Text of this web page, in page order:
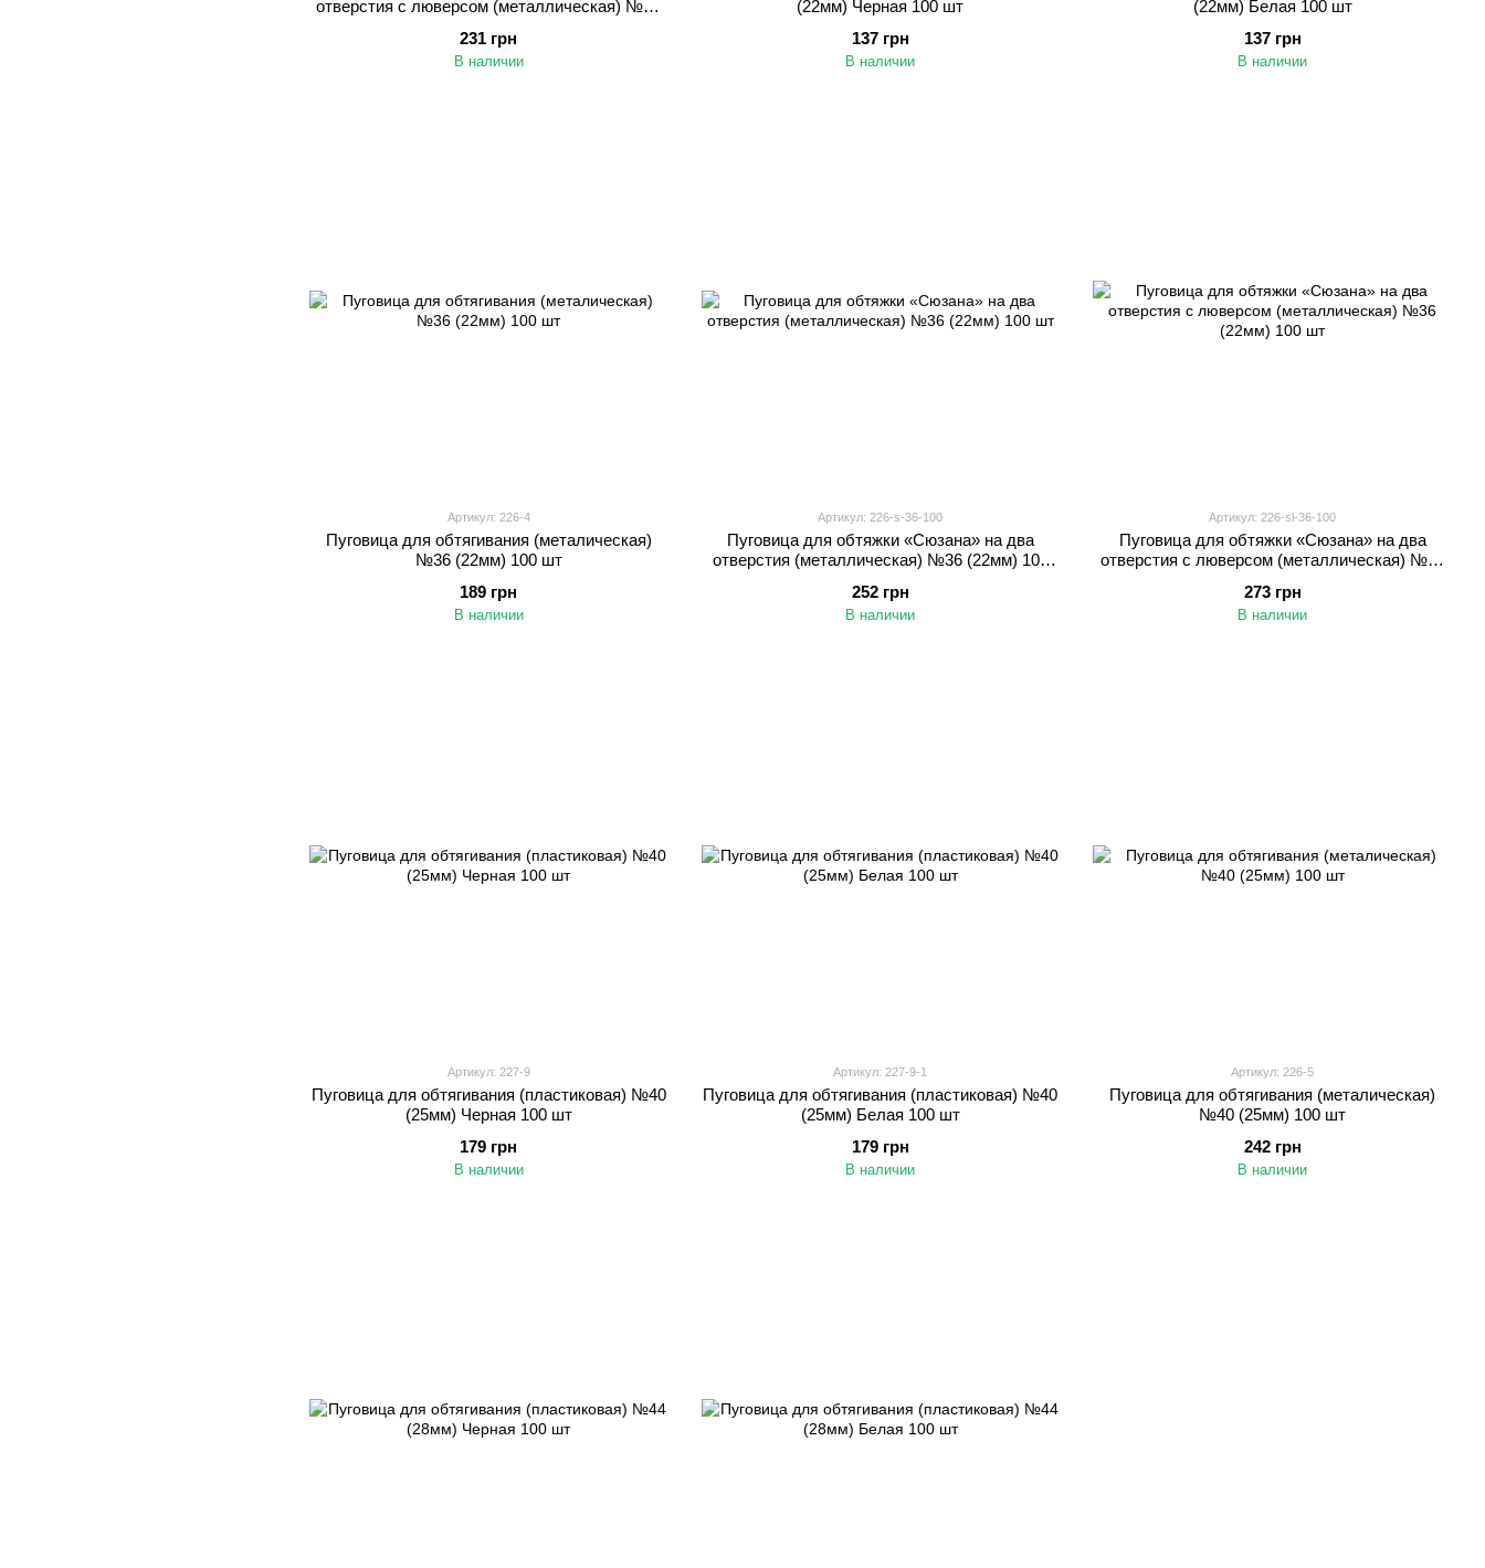
отверстия с люверсом (металлическая) №32
231 грн
В наличии
(22мм) Черная 100 шт
137 грн
В наличии
(22мм) Белая 100 шт
137 грн
В наличии
Артикул: 226-4
Пуговица для обтягивания (металическая)
№36 (22мм) 100 шт
189 грн
В наличии
Артикул: 226-s-36-100
Пуговица для обтяжки «Сюзана» на два
отверстия (металлическая) №36 (22мм) 100
252 грн
В наличии
Артикул: 226-sl-36-100
Пуговица для обтяжки «Сюзана» на два
отверстия с люверсом (металлическая) №36
273 грн
В наличии
Артикул: 227-9
Пуговица для обтягивания (пластиковая) №40
(25мм) Черная 100 шт
179 грн
В наличии
Артикул: 227-9-1
Пуговица для обтягивания (пластиковая) №40
(25мм) Белая 100 шт
179 грн
В наличии
Артикул: 226-5
Пуговица для обтягивания (металическая)
№40 (25мм) 100 шт
242 грн
В наличии